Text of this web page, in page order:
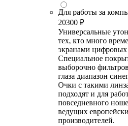
Для работы за
20300 ₽
Универсальные
тех, кто много
экранами цифровых
Специальное
выборочно
глаза диапазон
Очки с такими
подходят и для
повседневного
ведущих
производителей.